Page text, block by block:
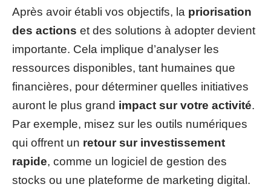
Après avoir établi vos objectifs, la priorisation
des actions et des solutions à adopter devient
importante. Cela implique d’analyser les
ressources disponibles, tant humaines que
financières, pour déterminer quelles initiatives
auront le plus grand impact sur votre activité.
Par exemple, misez sur les outils numériques
qui offrent un retour sur investissement
rapide, comme un logiciel de gestion des
stocks ou une plateforme de marketing digital.